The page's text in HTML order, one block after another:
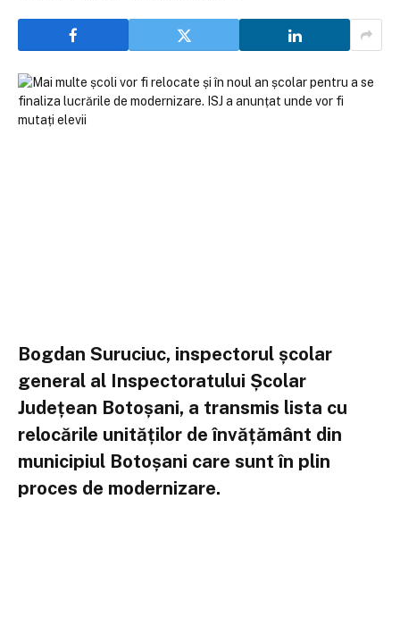
Bogdan Suruciuc, inspectorul școlar
general al Inspectoratului Școlar
Județean Botoșani, a transmis lista cu
relocările unităților de învățământ din
municipiul Botoșani care sunt în plin
proces de modernizare.